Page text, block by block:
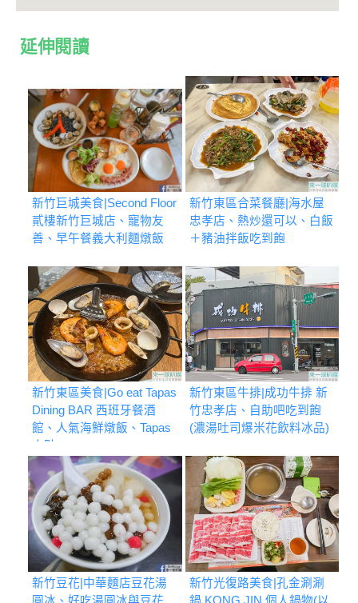
延伸閱讀
新竹巨城美食|Second Floor
貳樓新竹巨城店、寵物友
善、早午餐義大利麵燉飯
新竹東區合菜餐廳|海水屋
忠孝店、熱炒還可以、白飯
＋豬油拌飯吃到飽
新竹東區美食|Go eat Tapas
Dining BAR 西班牙餐酒
館、人氣海鮮燉飯、Tapas
小點
新竹東區牛排|成功牛排 新
竹忠孝店、自助吧吃到飽
(濃湯吐司爆米花飲料冰品)
新竹豆花|中華麵店豆花湯
圓冰、好吃湯圓冰與豆花
新竹光復路美食|孔金涮涮
鍋 KONG JIN 個人鍋物(以